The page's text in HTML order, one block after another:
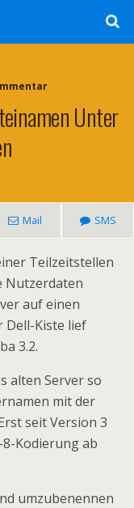
Unter
Mail SMS
Teilzeitstellen
Nutzerdaten
auf einen
Dell-Kiste lief
3.2.
alten Server so
mit der
seit Version 3
Kodierung ab
umzubenennen